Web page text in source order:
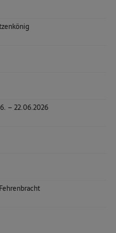
– 22.06.2026